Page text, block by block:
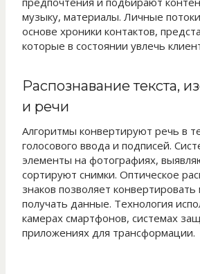
музыку, материалы. Личные
основе хроники контактов,
которые в состоянии увлечь
Распознавание текста,
и речи
Алгоритмы конвертируют речь в
голосового ввода и подписей.
элементы на фотографиях,
сортируют снимки. Оптическое
знаков позволяет
получать данные. Технология
камерах смартфонов, системах
приложениях для трансформации.